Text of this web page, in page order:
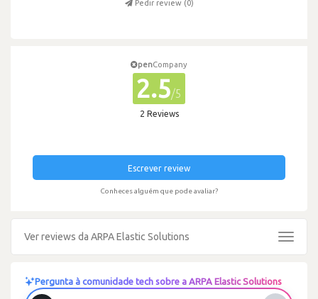
Pedir review (0)
penCompany
2.5/5
2 Reviews
Escrever review
Conheces alguém que pode avaliar?
Ver reviews da ARPA Elastic Solutions
Toggle
Pergunta à comunidade tech sobre a ARPA Elastic Solutions